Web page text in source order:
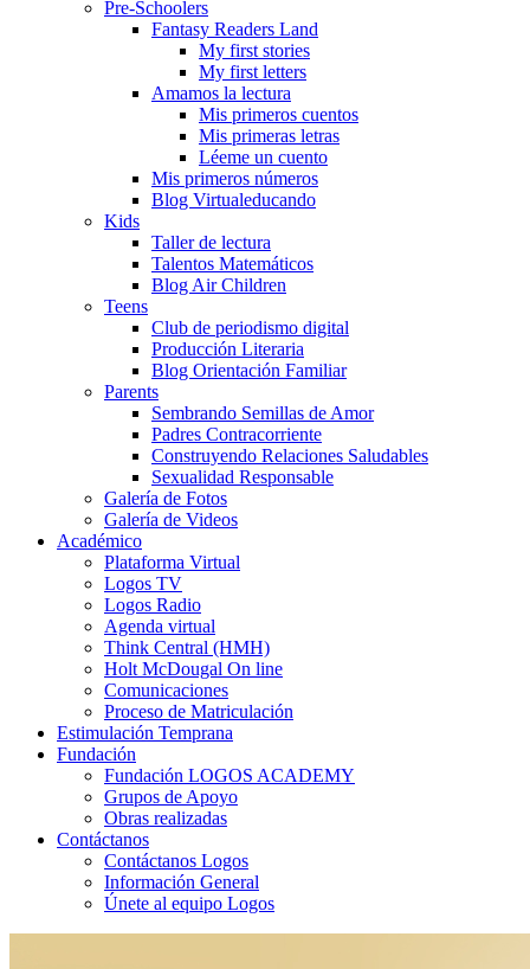
Pre-Schoolers
Fantasy Readers Land
My first stories
My first letters
Amamos la lectura
Mis primeros cuentos
Mis primeras letras
Léeme un cuento
Mis primeros números
Blog Virtualeducando
Kids
Taller de lectura
Talentos Matemáticos
Blog Air Children
Teens
Club de periodismo digital
Producción Literaria
Blog Orientación Familiar
Parents
Sembrando Semillas de Amor
Padres Contracorriente
Construyendo Relaciones Saludables
Sexualidad Responsable
Galería de Fotos
Galería de Videos
Académico
Plataforma Virtual
Logos TV
Logos Radio
Agenda virtual
Think Central (HMH)
Holt McDougal On line
Comunicaciones
Proceso de Matriculación
Estimulación Temprana
Fundación
Fundación LOGOS ACADEMY
Grupos de Apoyo
Obras realizadas
Contáctanos
Contáctanos Logos
Información General
Únete al equipo Logos